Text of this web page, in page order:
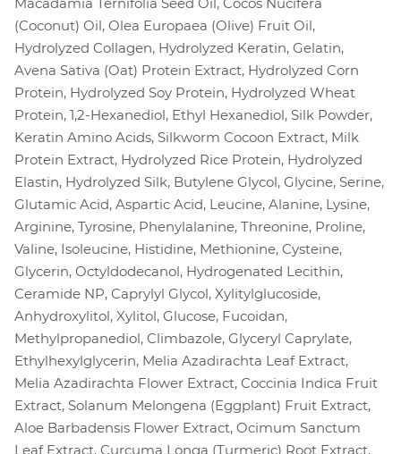
(Coconut) Oil, Olea Europaea (Olive) Fruit Oil,
Hydrolyzed Collagen, Hydrolyzed Keratin, Gelatin,
Avena Sativa (Oat) Protein Extract, Hydrolyzed Corn
Protein, Hydrolyzed Soy Protein, Hydrolyzed Wheat
Protein, 1,2-Hexanediol, Ethyl Hexanediol, Silk Powder,
Keratin Amino Acids, Silkworm Cocoon Extract, Milk
Protein Extract, Hydrolyzed Rice Protein, Hydrolyzed
Elastin, Hydrolyzed Silk, Butylene Glycol, Glycine, Serine,
Glutamic Acid, Aspartic Acid, Leucine, Alanine, Lysine,
Arginine, Tyrosine, Phenylalanine, Threonine, Proline,
Valine, Isoleucine, Histidine, Methionine, Cysteine,
Glycerin, Octyldodecanol, Hydrogenated Lecithin,
Ceramide NP, Caprylyl Glycol, Xylitylglucoside,
Anhydroxylitol, Xylitol, Glucose, Fucoidan,
Methylpropanediol, Climbazole, Glyceryl Caprylate,
Ethylhexylglycerin, Melia Azadirachta Leaf Extract,
Melia Azadirachta Flower Extract, Coccinia Indica Fruit
Extract, Solanum Melongena (Eggplant) Fruit Extract,
Aloe Barbadensis Flower Extract, Ocimum Sanctum
Leaf Extract, Curcuma Longa (Turmeric) Root Extract,